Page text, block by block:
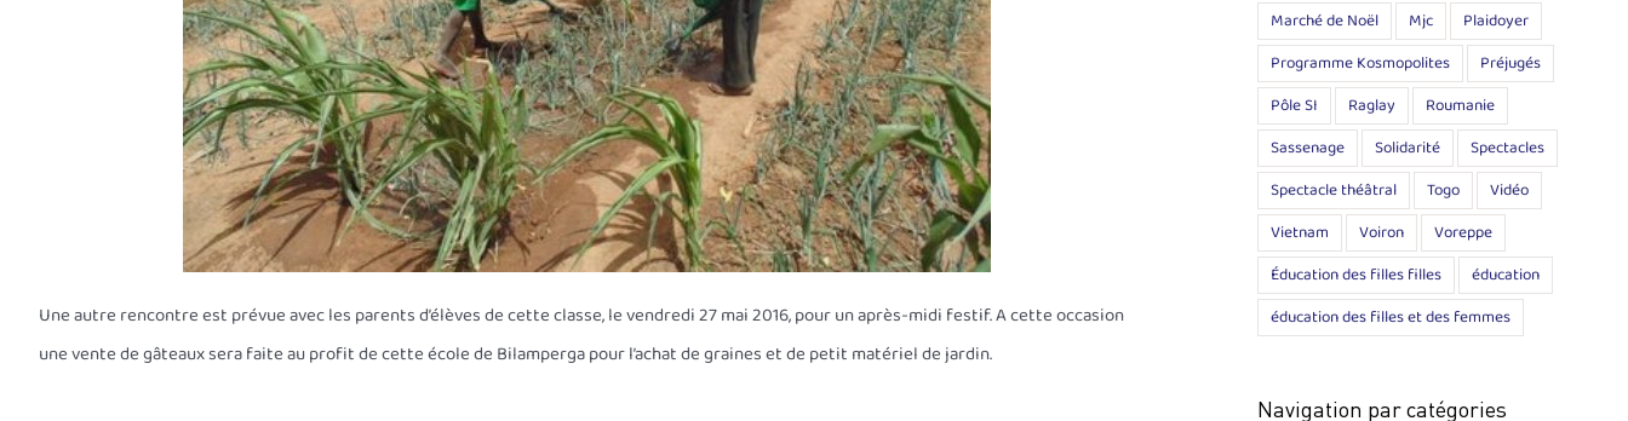
Une autre rencontre est prévue avec les parents d’élèves de cette classe, le vendredi 27 mai 2016, pour un après-midi festif. A cette occasion
une vente de gâteaux sera faite au profit de cette école de Bilamperga pour l’achat de graines et de petit matériel de jardin.
Marché de Noël
Mjc
Plaidoyer
Programme Kosmopolites
Préjugés
Pôle SI
Raglay
Roumanie
Sassenage
Solidarité
Spectacles
Spectacle théâtral
Togo
Vidéo
Vietnam
Voiron
Voreppe
Éducation des filles filles
éducation
éducation des filles et des femmes
Navigation par catégories